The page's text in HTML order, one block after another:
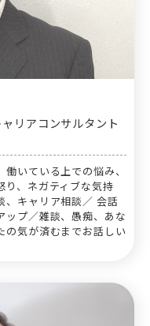
リアコンサルタント
いている上での悩み、
り、ネガティブな気持
、キャリア相談／ 会話
ップ／雑談、愚痴、あな
の気が済むまでお話しい